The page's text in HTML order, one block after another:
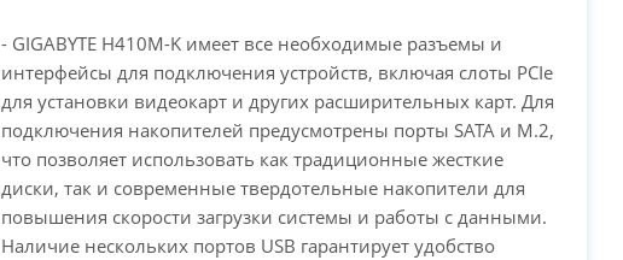
- GIGABYTE H410M-K имеет все необходимые разъемы и
интерфейсы для подключения устройств, включая слоты PCIe
для установки видеокарт и других расширительных карт. Для
подключения накопителей предусмотрены порты SATA и M.2,
что позволяет использовать как традиционные жесткие
диски, так и современные твердотельные накопители для
повышения скорости загрузки системы и работы с данными.
Наличие нескольких портов USB гарантирует удобство